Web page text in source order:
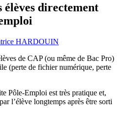
élèves directement
HARDOUIN
de CAP (ou même de Bac Pro)
(perte de fichier numérique, perte
Pôle-Emploi est très pratique et,
l’élève longtemps après être sorti